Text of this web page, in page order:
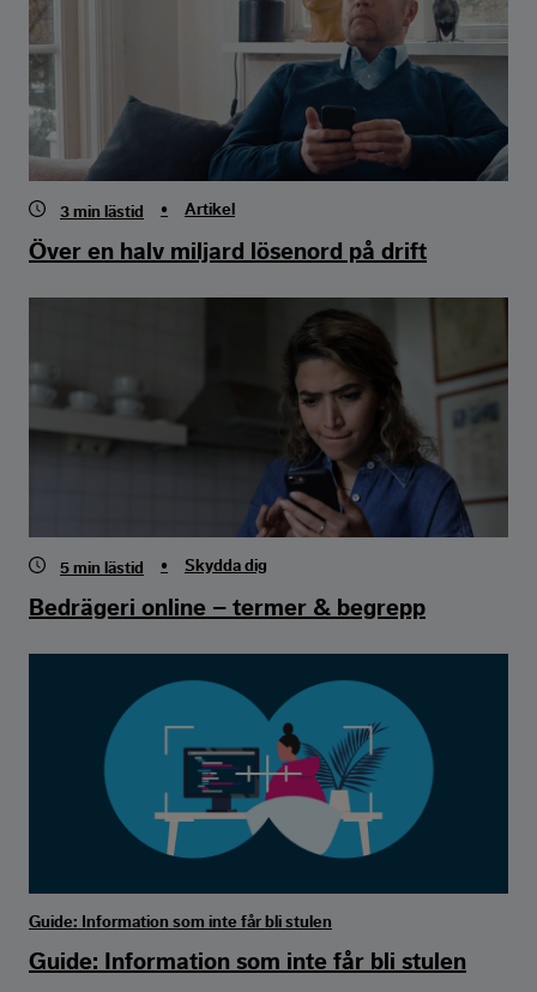
3 min lästid • Artikel
Över en halv miljard lösenord på drift
5 min lästid • Skydda dig
Bedrägeri online – termer & begrepp
Guide: Information som inte får bli stulen
Guide: Information som inte får bli stulen